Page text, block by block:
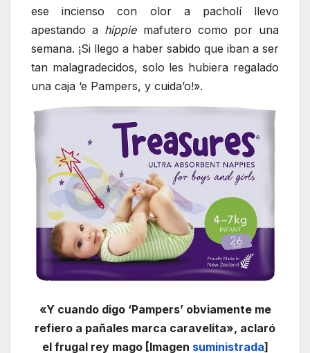
ese incienso con olor a pacholí llevo
apestando a hippiemafutero como por una
semana. ¡Si llego a haber sabido que iban a ser
tan malagradecidos, solo les hubiera regalado
una caja ‘e Pampers, y cuida’o!».
«Y cuando digo ‘Pampers’ obviamente me
refiero a pañales marca caravelita», aclaró
el frugal rey mago [Imagen suministrada]